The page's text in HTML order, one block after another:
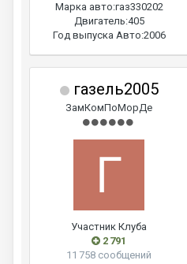
Марка авто:газ330202
Двигатель:405
Год выпуска Авто:2006
газель2005
ЗамКомПоМорДе
Участник Клуба
2 791
11 758 сообщений